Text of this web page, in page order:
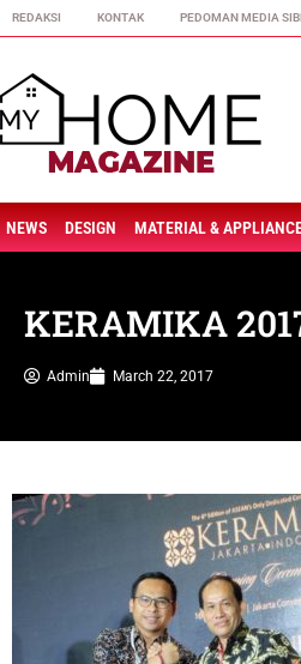
REDAKSI KONTAK PEDOMAN MEDIA
NEWS DESIGN MATERIAL &
KERAMIKA
Admin March 22, 2017